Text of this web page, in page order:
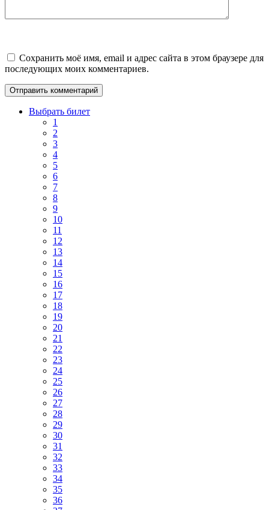
Сохранить моё имя, email и адрес сайта в этом браузере для
последующих моих комментариев.
Выбрать билет
1
2
3
4
5
6
7
8
9
10
11
12
13
14
15
16
17
18
19
20
21
22
23
24
25
26
27
28
29
30
31
32
33
34
35
36